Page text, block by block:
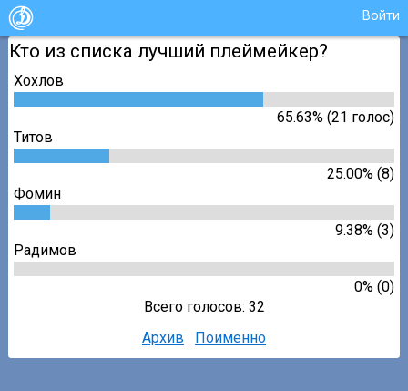
Войти
Кто из списка лучший плеймейкер?
Хохлов
65.63% (21 голос)
Титов
25.00% (8)
Фомин
9.38% (3)
Радимов
0% (0)
Всего голосов: 32
Архив
Поименно